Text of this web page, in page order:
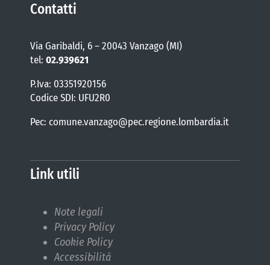
Contatti
Via Garibaldi, 6 – 20043 Vanzago (MI)
tel: 02.939621
P.Iva: 03351920156
Codice SDI: UFU2R0
Pec: comune.vanzago@pec.regione.lombardia.it
Link utili
Note legali
Privacy Policy
Cookie Policy
Accessibilità